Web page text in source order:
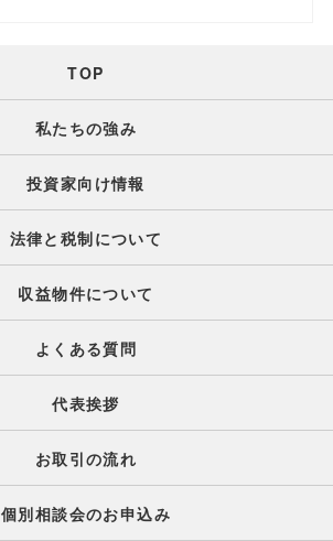
TOP
私たちの強み
投資家向け情報
法律と税制について
収益物件について
よくある質問
代表挨拶
お取引の流れ
個別相談会のお申込み